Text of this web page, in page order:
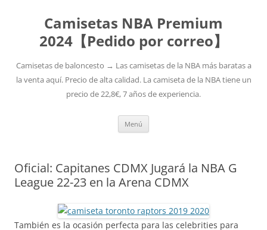
Camisetas NBA Premium
2024【Pedido por correo】
Camisetas de baloncesto → Las camisetas de la NBA más baratas a
la venta aquí. Precio de alta calidad. La camiseta de la NBA tiene un
precio de 22,8€, 7 años de experiencia.
Menú
Oficial: Capitanes CDMX Jugará la NBA G
League 22-23 en la Arena CDMX
También es la ocasión perfecta para las celebrities para